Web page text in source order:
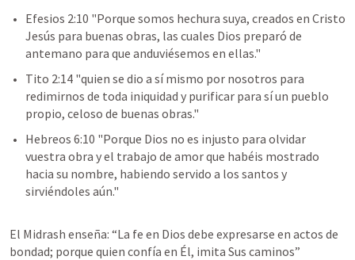
Efesios 2:10 "Porque somos hechura suya, creados en Cristo
Jesús para buenas obras, las cuales Dios preparó de
antemano para que anduviésemos en ellas."
Tito 2:14 "quien se dio a sí mismo por nosotros para
redimirnos de toda iniquidad y purificar para sí un pueblo
propio, celoso de buenas obras."
Hebreos 6:10 "Porque Dios no es injusto para olvidar
vuestra obra y el trabajo de amor que habéis mostrado
hacia su nombre, habiendo servido a los santos y
sirviéndoles aún."
El Midrash enseña: “La fe en Dios debe expresarse en actos de
bondad; porque quien confía en Él, imita Sus caminos”